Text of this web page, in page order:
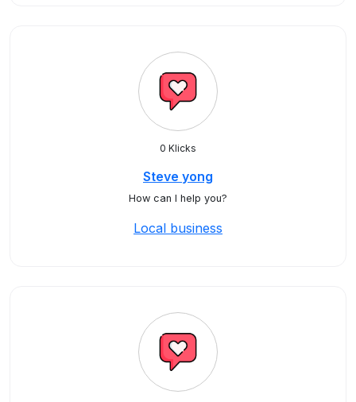
0 Klicks
Steve yong
How can I help you?
Local business